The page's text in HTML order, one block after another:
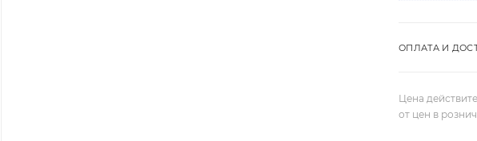
ОПЛАТА И
Цена
от цен в